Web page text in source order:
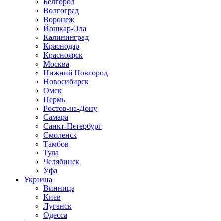
Белгород
Волгоград
Воронеж
Йошкар-Ола
Калининград
Краснодар
Красноярск
Москва
Нижний Новгород
Новосибирск
Омск
Пермь
Ростов-на-Дону
Самара
Санкт-Петербург
Смоленск
Тамбов
Тула
Челябинск
Уфа
Украина
Винница
Киев
Луганск
Одесса